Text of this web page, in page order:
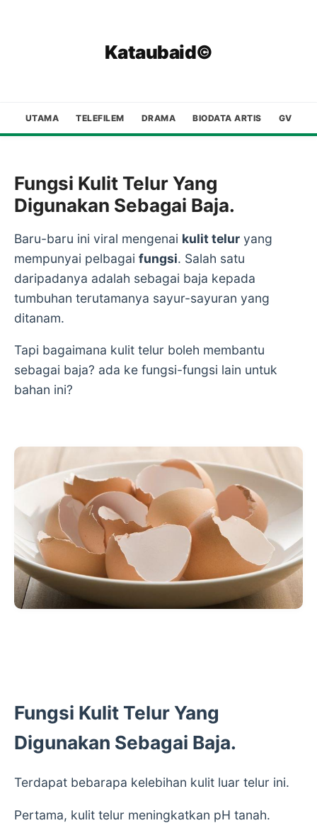
Kataubaid©
UTAMA TELEFILEM DRAMA BIODATA ARTIS GV
Fungsi Kulit Telur Yang
Digunakan Sebagai Baja.
Baru-baru ini viral mengenai kulit telur yang
mempunyai pelbagai fungsi. Salah satu
daripadanya adalah sebagai baja kepada
tumbuhan terutamanya sayur-sayuran yang
ditanam.
Tapi bagaimana kulit telur boleh membantu
sebagai baja? ada ke fungsi-fungsi lain untuk
bahan ini?
Fungsi Kulit Telur Yang
Digunakan Sebagai Baja.
Terdapat bebarapa kelebihan kulit luar telur ini.
Pertama, kulit telur meningkatkan pH tanah.